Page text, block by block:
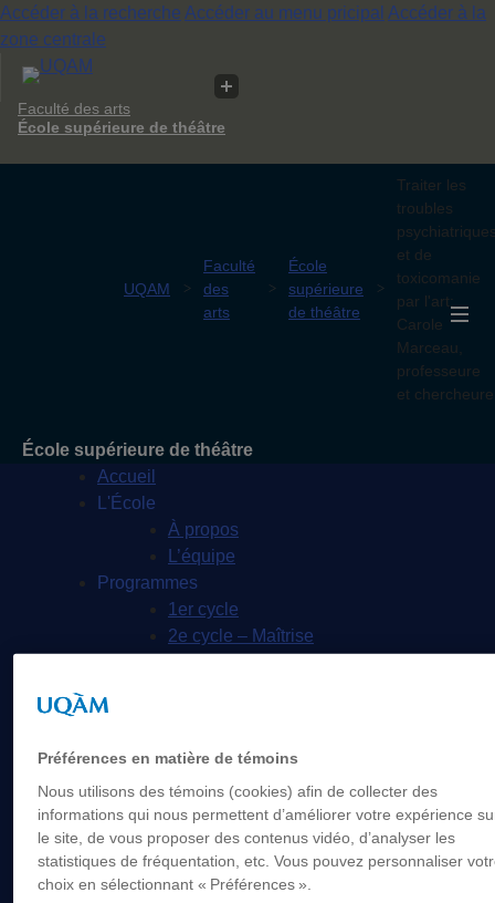
Accéder à la recherche Accéder au menu pricipal Accéder à la
zone centrale
Faculté des arts
École supérieure de théâtre
UQAM
Faculté
des
arts
École
supérieure
de théâtre
Traiter les
troubles
et de
toxicomanie
par l'art:
Carole
Marceau,
professeure
et chercheure
École supérieure de théâtre
Accueil
L'École
À propos
L’équipe
Programmes
1er cycle
2e cycle – Maîtrise
Corps professoral
Professeur·e·s
Professeur.es associé.es
Professeure émérite
Professeur·e·s invité·e·s
Préférences en matière de témoins
Nous utilisons des témoins (cookies) afin de collecter des
informations qui nous permettent d’améliorer votre expérience
le site, de vous proposer des contenus vidéo, d’analyser les
statistiques de fréquentation, etc. Vous pouvez personnaliser
choix en sélectionnant « Préférences ».